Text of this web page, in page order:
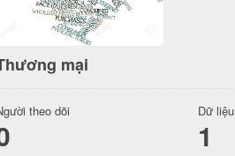
mại
theo dõi Dữ liệu
1